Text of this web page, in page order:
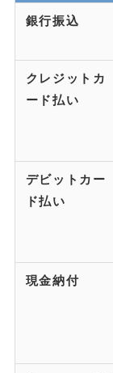
銀行振込
クレジットカ
ード払い
デビットカー
ド払い
現金納付